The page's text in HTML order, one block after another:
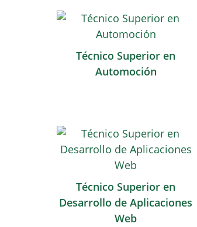
Técnico Superior en
Automoción
Técnico Superior en
Desarrollo de Aplicaciones
Web